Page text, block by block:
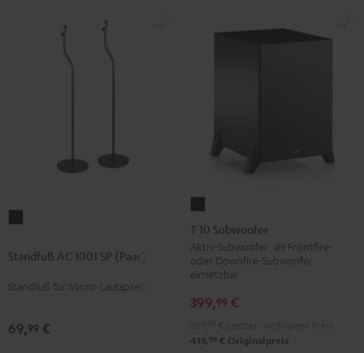
1001
Standfuß AC 1001 SP (Paar)
Standfuß für Micro-Lautsprecher
69,99 €
10
Subwoofer
Schwarz
T 10 Subwoofer
Aktiv-Subwoofer: als Frontfire-
oder Downfire-Subwoofer
einsetzbar
399,99 €
419, 99 € Originalpreis